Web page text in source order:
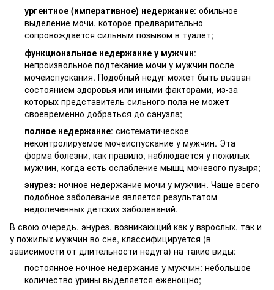
ургентное (императивное) недержание: обильное
выделение мочи, которое предварительно
сопровождается сильным позывом в туалет;
функциональное недержание у мужчин:
непроизвольное подтекание мочи у мужчин после
мочеиспускания. Подобный недуг может быть вызван
состоянием здоровья или иными факторами, из-за
которых представитель сильного пола не может
своевременно добраться до санузла;
полное недержание: систематическое
неконтролируемое мочеиспускание у мужчин. Эта
форма болезни, как правило, наблюдается у пожилых
мужчин, когда есть ослабление мышц мочевого пузыря;
энурез: ночное недержание мочи у мужчин. Чаще всего
подобное заболевание является результатом
недолеченных детских заболеваний.
В свою очередь, энурез, возникающий как у взрослых, так и
у пожилых мужчин во сне, классифицируется (в
зависимости от длительности недуга) на такие виды:
постоянное ночное недержание у мужчин: небольшое
количество урины выделяется еженощно;